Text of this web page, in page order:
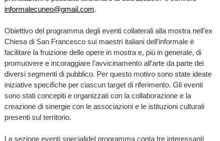
informalecuneo@gmail.com.
Obiettivo del programma degli eventi collaterali alla mostra nell’ex
Chiesa di San Francesco sui maestri italiani dell’informale è
facilitare la fruizione delle opere in mostra e, più in generale, di
promuovere e incoraggiare l’avvicinamento all’arte da parte dei
diversi segmenti di pubblico. Per questo motivo sono state ideate
iniziative specifiche per ciascun target di riferimento. Gli eventi
sono stati concepiti e organizzati con la collaborazione e la
creazione di sinergie con le associazioni e le istituzioni culturali
presenti sul territorio.
La sezione eventi specialidel programma conta tre interessanti